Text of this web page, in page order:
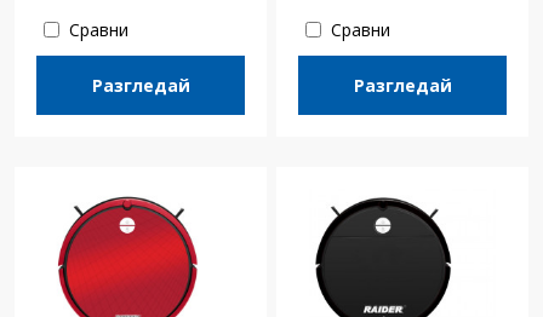
Сравни
Разгледай
Сравни
Разгледай